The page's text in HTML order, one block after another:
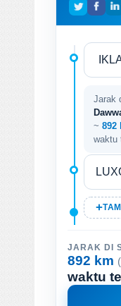
Jarak
~ 892
waktu
JARAK DI
892 km
waktu